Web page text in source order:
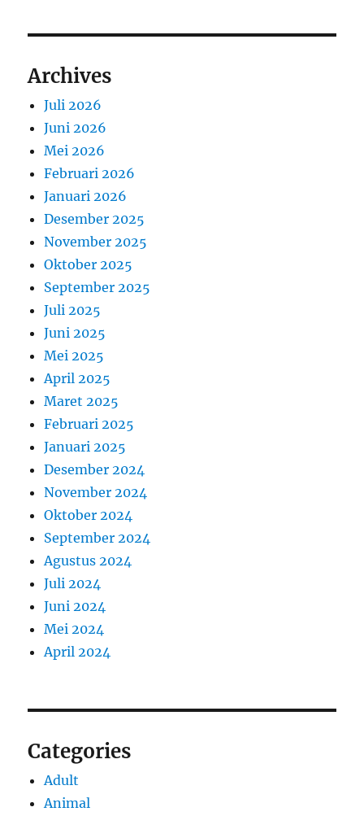
Archives
Juli 2026
Juni 2026
Mei 2026
Februari 2026
Januari 2026
Desember 2025
November 2025
Oktober 2025
September 2025
Juli 2025
Juni 2025
Mei 2025
April 2025
Maret 2025
Februari 2025
Januari 2025
Desember 2024
November 2024
Oktober 2024
September 2024
Agustus 2024
Juli 2024
Juni 2024
Mei 2024
April 2024
Categories
Adult
Animal